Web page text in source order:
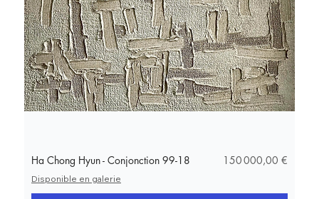
Ha Chong Hyun - Conjonction 99-18 Prix
150 000,00 €
Disponible en galerie